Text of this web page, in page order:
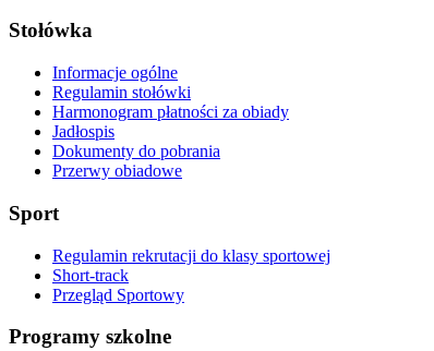
Stołówka
Informacje ogólne
Regulamin stołówki
Harmonogram płatności za obiady
Jadłospis
Dokumenty do pobrania
Przerwy obiadowe
Sport
Regulamin rekrutacji do klasy sportowej
Short-track
Przegląd Sportowy
Programy szkolne